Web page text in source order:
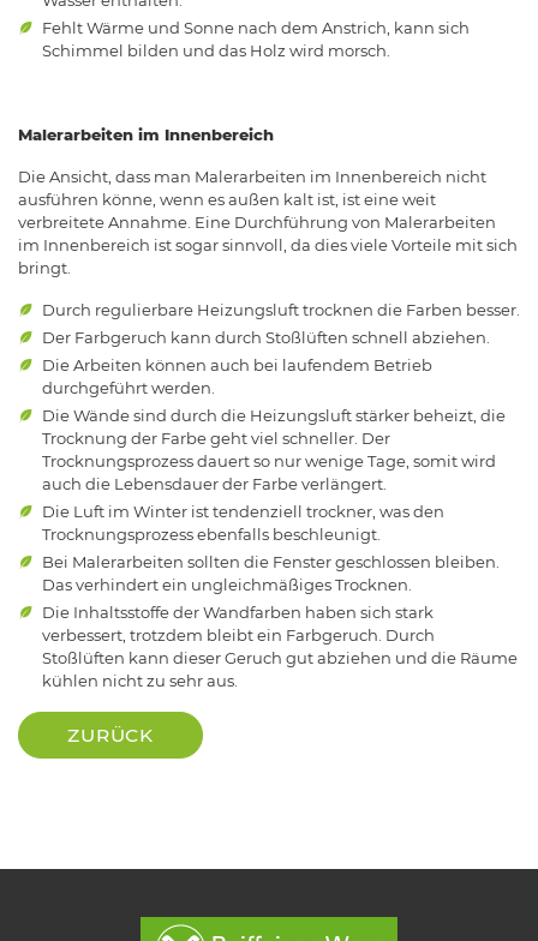
Fehlt Wärme und Sonne nach dem Anstrich, kann sich
Schimmel bilden und das Holz wird morsch.
Malerarbeiten im Innenbereich
Die Ansicht, dass man Malerarbeiten im Innenbereich nicht
ausführen könne, wenn es außen kalt ist, ist eine weit
verbreitete Annahme. Eine Durchführung von Malerarbeiten
im Innenbereich ist sogar sinnvoll, da dies viele Vorteile mit sich
bringt.
Durch regulierbare Heizungsluft trocknen die Farben besser.
Der Farbgeruch kann durch Stoßlüften schnell abziehen.
Die Arbeiten können auch bei laufendem Betrieb
durchgeführt werden.
Die Wände sind durch die Heizungsluft stärker beheizt, die
Trocknung der Farbe geht viel schneller. Der
Trocknungsprozess dauert so nur wenige Tage, somit wird
auch die Lebensdauer der Farbe verlängert.
Die Luft im Winter ist tendenziell trockner, was den
Trocknungsprozess ebenfalls beschleunigt.
Bei Malerarbeiten sollten die Fenster geschlossen bleiben.
Das verhindert ein ungleichmäßiges Trocknen.
Die Inhaltsstoffe der Wandfarben haben sich stark
verbessert, trotzdem bleibt ein Farbgeruch. Durch
Stoßlüften kann dieser Geruch gut abziehen und die Räume
kühlen nicht zu sehr aus.
ZURÜCK